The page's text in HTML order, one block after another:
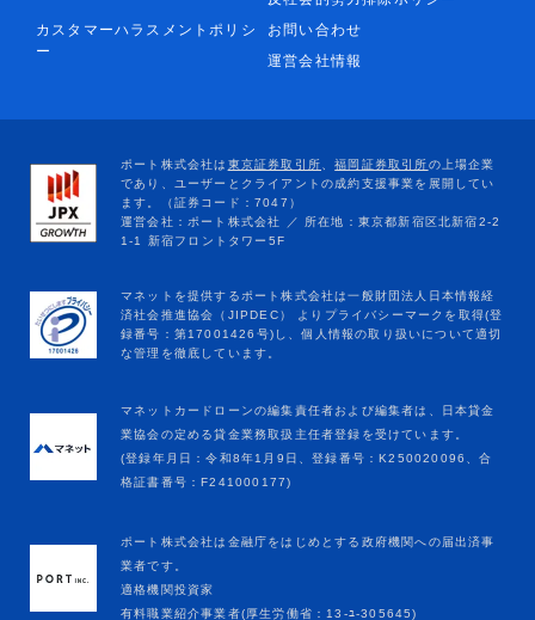
カスタマーハラスメントポリシ
ー
お問い合わせ
運営会社情報
マネットカードローンの編集責任者および編集者は、日本貸金
業協会の定める貸金業務取扱主任者登録を受けています。
(登録年月日：令和8年1月9日、登録番号：K250020096、合
格証書番号：F241000177)
ポート株式会社は金融庁をはじめとする政府機関への届出済事
業者です。
適格機関投資家
有料職業紹介事業者(厚生労働省：13-ﾕ-305645)